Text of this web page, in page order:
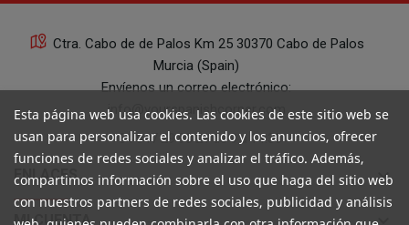
Ctra. Cabo de de Palos Km 25 30370 Cabo de Palos
Murcia (Spain)
Envíenos un correo electrónico:
info@yourspanishcorner.com
+34 647 29 98 21 de 9 a 14:30
ENLACES keyboard_arrow_down
MI CUENTA
Esta página web usa cookies. Las cookies de este sitio web se
usan para personalizar el contenido y los anuncios, ofrecer
funciones de redes sociales y analizar el tráfico. Además,
compartimos información sobre el uso que haga del sitio web
con nuestros partners de redes sociales, publicidad y análisis